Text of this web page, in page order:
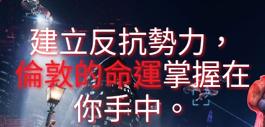
建立反抗勢力，
倫敦的命運掌握在
你手中。